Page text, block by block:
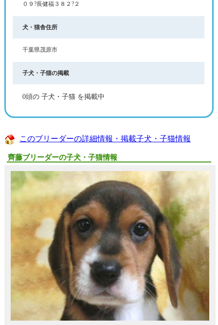
０９?長健福３８２?２
犬・猫舎住所
千葉県茂原市
子犬・子猫の掲載
0頭の 子犬・子猫 を掲載中
このブリーダーの詳細情報・掲載子犬・子猫情報
齊藤ブリーダーの子犬・子猫情報